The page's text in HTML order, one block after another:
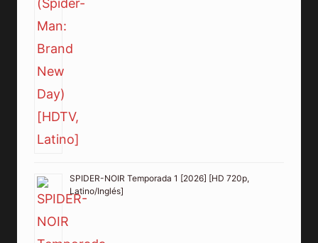
SPIDER-NOIR Temporada 1 [2026] [HD 720p,
Latino/Inglés]